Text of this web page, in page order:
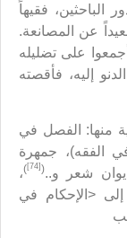
فقيهاً
عن المصانعة.
على تضليله
إليه، فأقصته
منها: الفصل في
المحلى (11مجلداً في الفقه)، جمهرة
شعر و..(
[74]
)،
إلى <الإحكام في